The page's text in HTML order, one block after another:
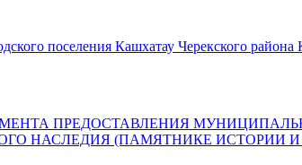
поселения Кашхатау Черекского района
ПРЕДОСТАВЛЕНИЯ
НАСЛЕДИЯ (ПАМЯТНИКЕ ИСТОРИИ